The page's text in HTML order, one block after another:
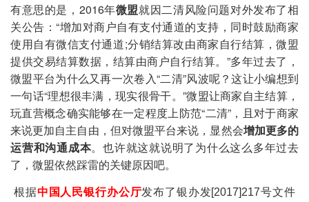
有意思的是，2016年微盟就因二清风险问题对外发布了相
关公告：“增加对商户自有支付通道的支持，同时鼓励商家
使用自有微信支付通道;分销结算改由商家自行结算，微盟
提供交易结算数据，结算由商户自行结算。”多年过去了，
微盟平台为什么又再一次卷入“二清”风波呢？这让小编想到
一句话“理想很丰满，现实很骨干。”微盟让商家自主结算，
玩直营概念确实能够在一定程度上防范“二清”，且对于商家
来说更加自主自由，但对微盟平台来说，显然会增加更多的
运营和沟通成本。也许就这就说明了为什么这么多年过去
了，微盟依然踩雷的关键原因吧。
根据中国人民银行办公厅发布了银办发[2017]217号文件